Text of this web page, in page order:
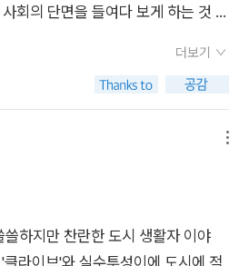
회의 단면을 들여다 보게 하는 것 같
은 누구의 것도 아니라는 일말의 희
은 그 누구의 것도 아니며 우리는
다른 모습이지만 그 속에서 희망과 사
을 떠올릴 수 있었다. 고개가 끄덕끄
들은 숨어 있는 갖가지 그림장치들
참동안 펼쳐 볼 거란 생각이 든다.달
더보기
하지만 찬란한 도시 생활자 이야